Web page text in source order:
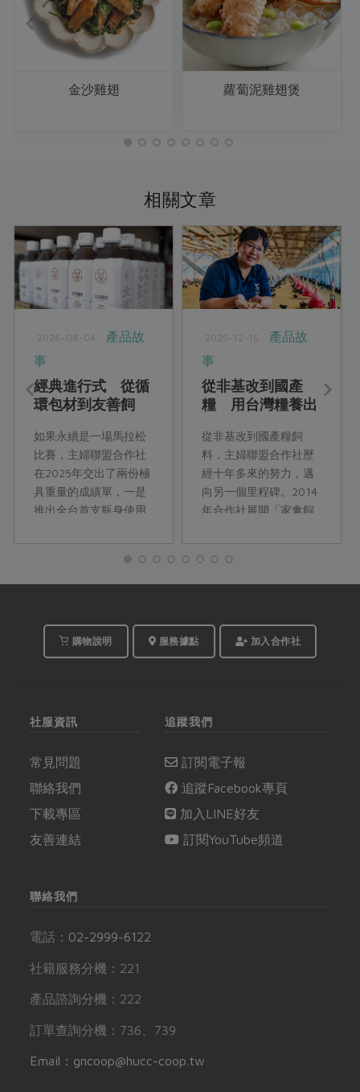
金沙雞翅 蘿蔔泥雞翅煲
相關文章
2026-08-04
產品故
事
經典進行式 從循
環包材到友善飼
里程碑
如果永續是一場馬拉松
比賽，主婦聯盟合作社
在2025年交出了兩份極
具重量的成績單，一是
推出全台首支瓶身使用
烏龍瓶裝茶飲，落實包
材的循環利用，二是使
用國產飼料養出善糧黃
2025-12-15
產品故
事
從非基改到國產
糧 用台灣糧養出
從非基改到國產糧飼
料，主婦聯盟合作社歷
經十年多來的努力，邁
向另一個里程碑。2014
年合作社展開「家禽飼
畫」，當時飼料中連使
目標都困難重重。如今
配方的台灣善糧黃金土
雞。
購物說明 服務據點 加入合作社
社服資訊
常見問題
聯絡我們
下載專區
友善連結
追蹤我們
訂閱電子報
追蹤Facebook專頁
加入LINE好友
訂閱YouTube頻道
聯絡我們
電話： 02-2999-6122
社籍服務分機：221
產品諮詢分機：222
訂單查詢分機：736、739
Email：gncoop@hucc-coop.tw